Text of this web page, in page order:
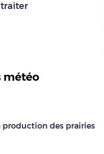
météo
production des prairies